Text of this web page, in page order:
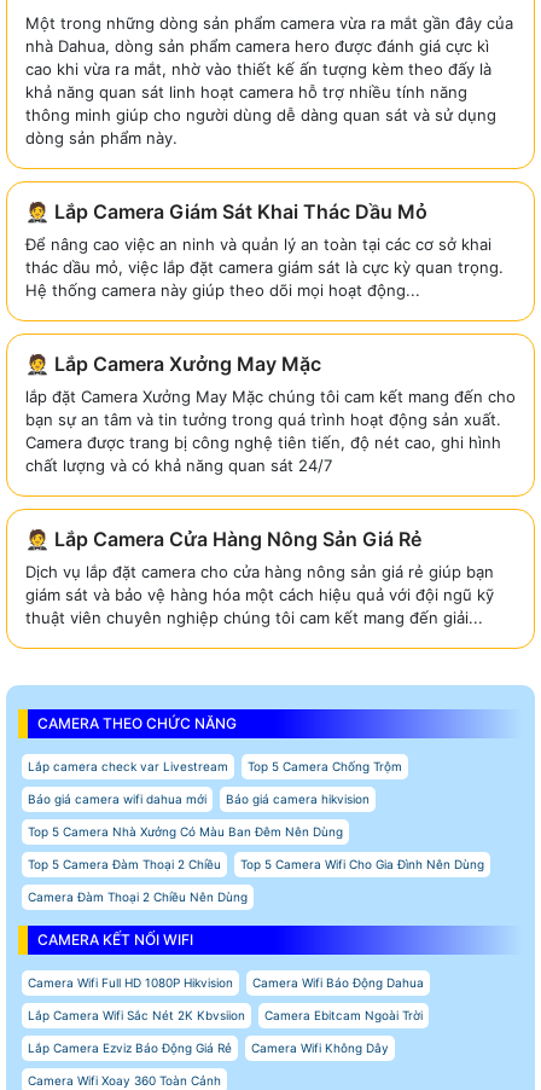
Một trong những dòng sản phẩm camera vừa ra mắt gần đây của
nhà Dahua, dòng sản phẩm camera hero được đánh giá cực kì
cao khi vừa ra mắt, nhờ vào thiết kế ấn tượng kèm theo đấy là
khả năng quan sát linh hoạt camera hỗ trợ nhiều tính năng
thông minh giúp cho người dùng dễ dàng quan sát và sử dụng
dòng sản phẩm này.
🤵 Lắp Camera Giám Sát Khai Thác Dầu Mỏ
Để nâng cao việc an ninh và quản lý an toàn tại các cơ sở khai
thác dầu mỏ, việc lắp đặt camera giám sát là cực kỳ quan trọng.
Hệ thống camera này giúp theo dõi mọi hoạt động...
🤵 Lắp Camera Xưởng May Mặc
lắp đặt Camera Xưởng May Mặc chúng tôi cam kết mang đến cho
bạn sự an tâm và tin tưởng trong quá trình hoạt động sản xuất.
Camera được trang bị công nghệ tiên tiến, độ nét cao, ghi hình
chất lượng và có khả năng quan sát 24/7
🤵 Lắp Camera Cửa Hàng Nông Sản Giá Rẻ
Dịch vụ lắp đặt camera cho cửa hàng nông sản giá rẻ giúp bạn
giám sát và bảo vệ hàng hóa một cách hiệu quả với đội ngũ kỹ
thuật viên chuyên nghiệp chúng tôi cam kết mang đến giải...
CAMERA THEO CHỨC NĂNG
Lắp camera check var Livestream Top 5 Camera Chống Trộm
Báo giá camera wifi dahua mới Báo giá camera hikvision
Top 5 Camera Nhà Xưởng Có Màu Ban Đêm Nên Dùng
Top 5 Camera Đàm Thoại 2 Chiều Top 5 Camera Wifi Cho Gia Đình Nên Dùng
Camera Đàm Thoại 2 Chiều Nên Dùng
CAMERA KẾT NỐI WIFI
Camera Wifi Full HD 1080P Hikvision Camera Wifi Báo Động Dahua
Lắp Camera Wifi Sắc Nét 2K Kbvsiion Camera Ebitcam Ngoài Trời
Lắp Camera Ezviz Báo Động Giá Rẻ Camera Wifi Không Dây
Camera Wifi Xoay 360 Toàn Cảnh